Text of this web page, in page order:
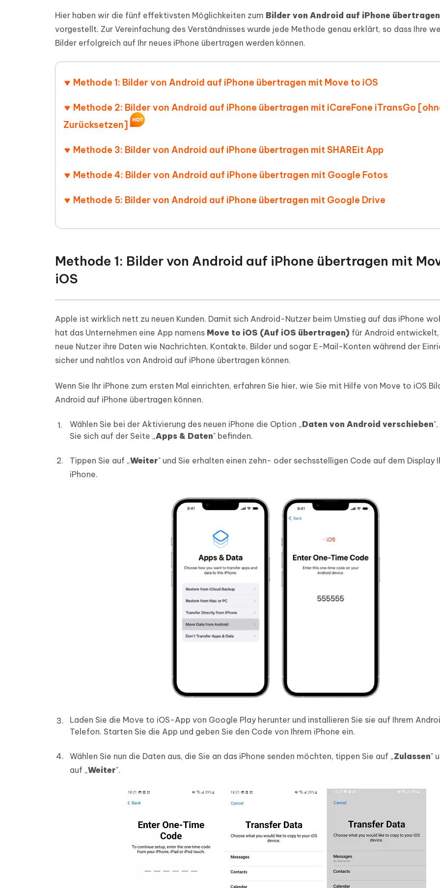
4DDiG - Windows Daten Retten
Gelöschte Dateien unter Windows
wiederherstellen
4DDiG - Mac Daten
Wiederherstellen
wiederherstellen
Mobil
iAnyGo - iOS APP iAnyGo - Android Fake GPS APP
Neu
Android/iPhone
Tenorshare KI Writer
Mit KI intelligenter, schneller und besser
Sekunden
Tenorshare KI Bypass
Hot
umwandeln
Hier haben wir die fünf effektivsten Möglichkeiten zum Bilder von Android auf iPhone übertragen
vorgestellt. Zur Vereinfachung des Verständnisses wurde jede Methode genau erklärt, so dass Ihre
Bilder erfolgreich auf Ihr neues iPhone übertragen werden können.
Methode 1: Bilder von Android auf iPhone übertragen mit Move to iOS
Methode 2: Bilder von Android auf iPhone übertragen mit iCareFone iTransGo
Zurücksetzen]
Methode 3: Bilder von Android auf iPhone übertragen mit SHAREit App
Methode 4: Bilder von Android auf iPhone übertragen mit Google Fotos
Methode 5: Bilder von Android auf iPhone übertragen mit Google Drive
Methode 1: Bilder von Android auf iPhone übertragen mit
iOS
Apple ist wirklich nett zu neuen Kunden. Damit sich Android-Nutzer beim Umstieg auf das iPhone
hat das Unternehmen eine App namens Move to iOS (Auf iOS übertragen) für Android
neue Nutzer ihre Daten wie Nachrichten, Kontakte, Bilder und sogar E-Mail-Konten während der
sicher und nahtlos von Android auf iPhone übertragen können.
Wenn Sie Ihr iPhone zum ersten Mal einrichten, erfahren Sie hier, wie Sie mit Hilfe von Move to iOS
Android auf iPhone übertragen können.
Wählen Sie bei der Aktivierung des neuen iPhone die Option „Daten von Android verschieben
Sie sich auf der Seite „Apps & Daten" befinden.
Tippen Sie auf „Weiter" und Sie erhalten einen zehn- oder sechsstelligen Code auf dem Display
iPhone.
Laden Sie die Move to iOS-App von Google Play herunter und installieren Sie sie auf Ihrem
Telefon. Starten Sie die App und geben Sie den Code von Ihrem iPhone ein.
Wählen Sie nun die Daten aus, die Sie an das iPhone senden möchten, tippen Sie auf „Zulassen"
auf „Weiter".